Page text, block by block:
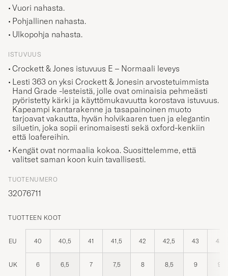
Vuori nahasta.
Pohjallinen nahasta.
Ulkopohja nahasta.
ISTUVUUS
Crockett & Jones istuvuus E – Normaali leveys
Lesti 363 on yksi Crockett & Jonesin arvostetuimmista
Hand Grade -lesteistä, jolle ovat ominaisia pehmeästi
pyöristetty kärki ja käyttömukavuutta korostava istuvuus.
Kapeampi kantarakenne ja tasapainoinen muoto
tarjoavat vakautta, hyvän holvikaaren tuen ja elegantin
siluetin, joka sopii erinomaisesti sekä oxford-kenkiin
että loafereihin.
Kengät ovat normaalia kokoa. Suosittelemme, että
valitset saman koon kuin tavallisesti.
TUOTENUMERO
32076711
TUOTTEEN KOOT
EU 40 40,5 41 41,5 42 42,5 43 43,5
UK 6 6,5 7 7,5 8 8,5 9 9,5